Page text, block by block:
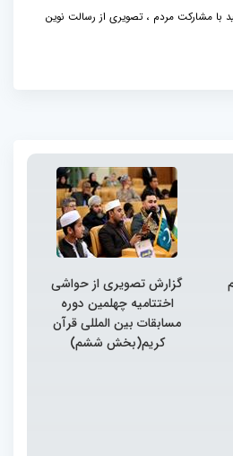
با مشارکت مردم ، تصویری از رسالت نوین
گزارش تصویری از حواشی
اختتامیه چهلمین دوره
مسابقات بین المللی قرآن
کریم(بخش ششم)